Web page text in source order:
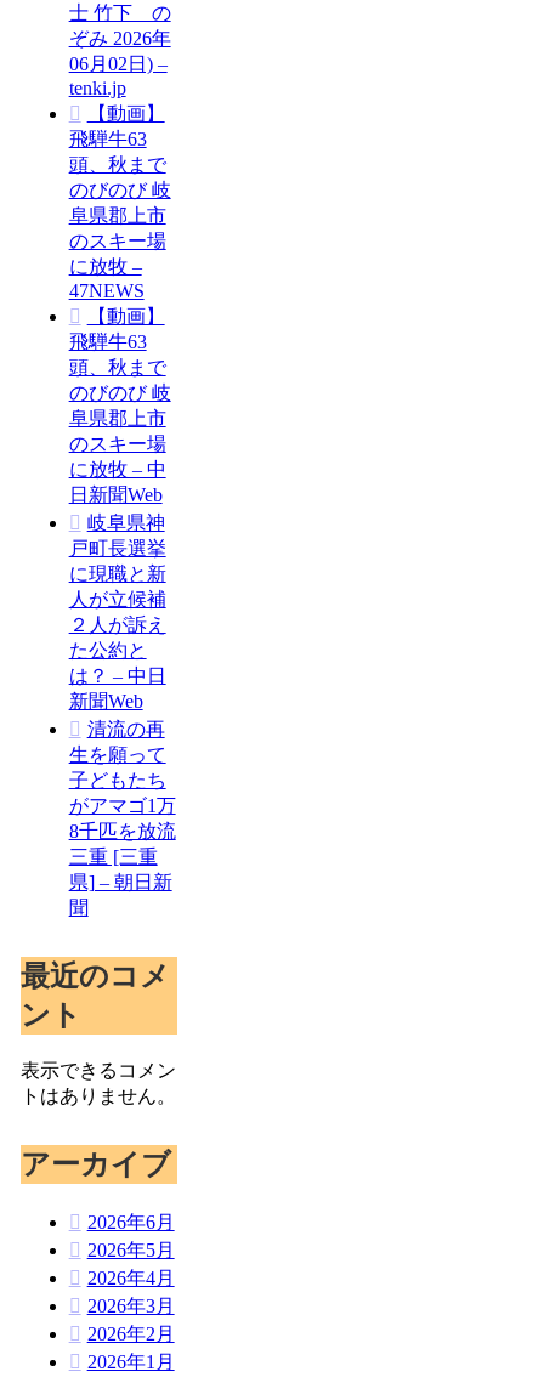
士 竹下 の
ぞみ 2026年
06月02日) –
tenki.jp
【動画】
飛騨牛63
頭、秋まで
のびのび 岐
阜県郡上市
のスキー場
に放牧 –
47NEWS
【動画】
飛騨牛63
頭、秋まで
のびのび 岐
阜県郡上市
のスキー場
に放牧 – 中
日新聞Web
岐阜県神
戸町長選挙
に現職と新
人が立候補
２人が訴え
た公約と
は？ – 中日
新聞Web
清流の再
生を願って
子どもたち
がアマゴ1万
8千匹を放流
三重 [三重
県] – 朝日新
聞
最近のコメ
ント
表示できるコメン
トはありません。
アーカイブ
2026年6月
2026年5月
2026年4月
2026年3月
2026年2月
2026年1月